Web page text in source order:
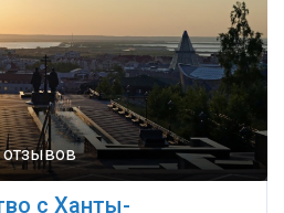
отзывов
с Ханты-